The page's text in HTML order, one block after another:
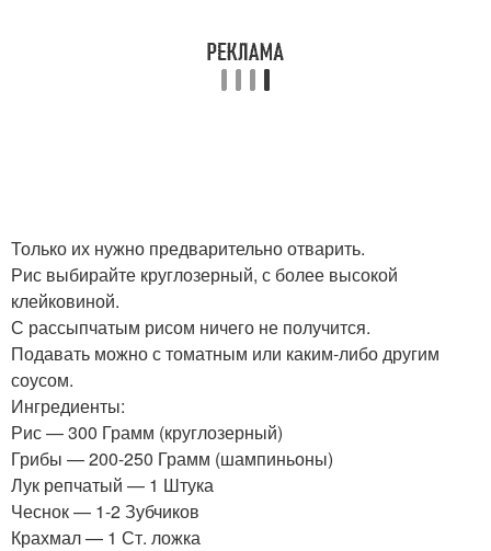
Только их нужно предварительно отварить.
Рис выбирайте круглозерный, с более высокой
клейковиной.
С рассыпчатым рисом ничего не получится.
Подавать можно с томатным или каким-либо другим
соусом.
Ингредиенты:
Рис — 300 Грамм (круглозерный)
Грибы — 200-250 Грамм (шампиньоны)
Лук репчатый — 1 Штука
Чеснок — 1-2 Зубчиков
Крахмал — 1 Ст. ложка